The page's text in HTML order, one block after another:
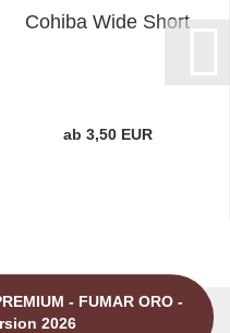
Cohiba Wide Short
ab 3,50 EUR
- FUMAR ORO -
2026